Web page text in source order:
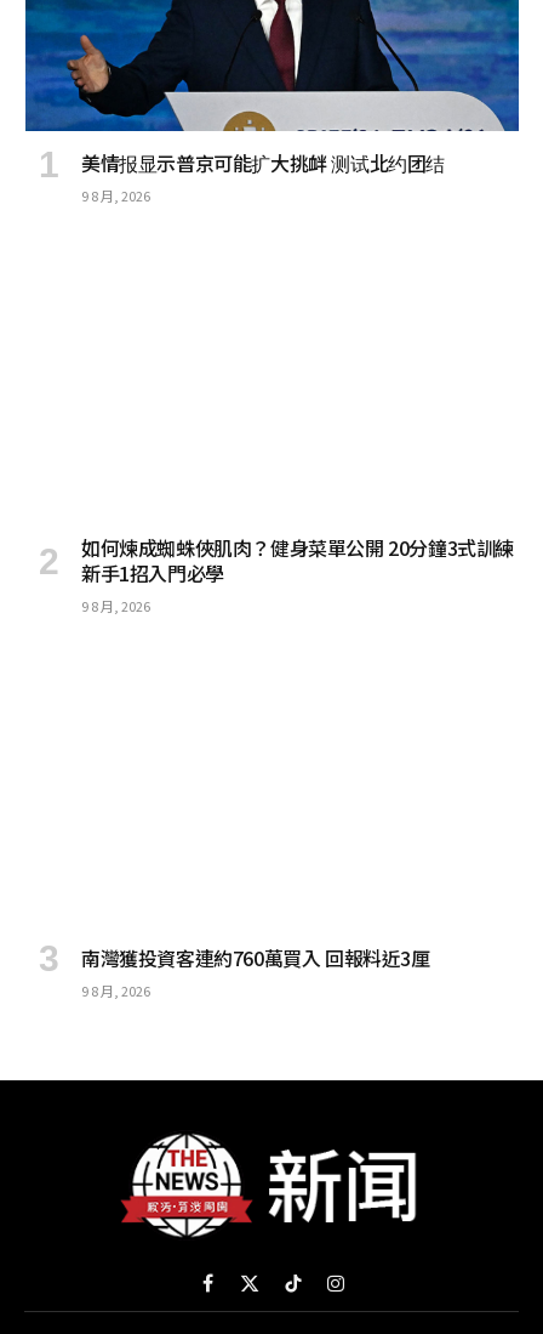
美情报显示普京可能扩大挑衅 测试北约团结
9 8 月, 2026
如何煉成蜘蛛俠肌肉？健身菜單公開 20分鐘3式訓練
新手1招入門必學
9 8 月, 2026
南灣獲投資客連約760萬買入 回報料近3厘
9 8 月, 2026
Facebook
X
(Twitter)
TikTokInstagram